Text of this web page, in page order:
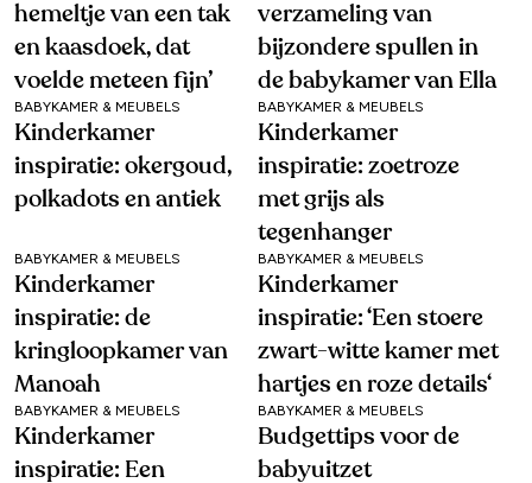
hemeltje van een tak
en kaasdoek, dat
voelde meteen fijn’
verzameling van
bijzondere spullen in
de babykamer van Ella
BABYKAMER & MEUBELS
Kinderkamer
inspiratie: okergoud,
polkadots en antiek
BABYKAMER & MEUBELS
Kinderkamer
inspiratie: zoetroze
met grijs als
tegenhanger
BABYKAMER & MEUBELS
Kinderkamer
inspiratie: de
kringloopkamer van
Manoah
BABYKAMER & MEUBELS
Kinderkamer
inspiratie: ‘Een stoere
zwart-witte kamer met
hartjes en roze details‘
BABYKAMER & MEUBELS
Kinderkamer
inspiratie: Een
BABYKAMER & MEUBELS
Budgettips voor de
babyuitzet